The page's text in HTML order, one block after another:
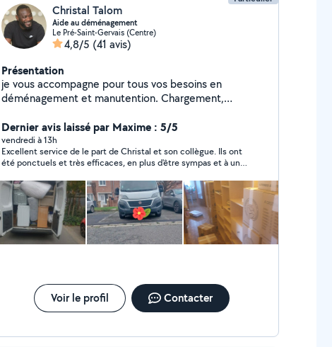
Christal Talom
Aide au déménagement
Le Pré-Saint-Gervais (Centre)
4,8/5 (41 avis)
Présentation
je vous accompagne pour tous vos besoins en
déménagement et manutention. Chargement,
lourds ou fragiles : je travaille avec soin, efficacité et
respect de vos biens. Organisé, dynamique et toujours
à l'écoute, je m'adapte à vos contraintes pour un
déménagement rapide et sans stress. Votre
satisfaction est ma priorité !
Dernier avis laissé par Maxime : 5/5
vendredi à 13h
Excellent service de le part de Christal et son collègue. Ils ont
été ponctuels et très efficaces, en plus d'être sympas et à un
Voir le profil Contacter